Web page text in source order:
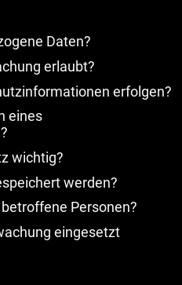
Daten?
erlaubt?
erfolgen?
eines
wichtig?
werden?
Personen?
eingesetzt